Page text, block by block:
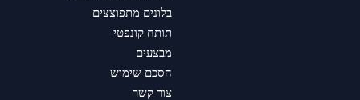
בלונים מתפוצצים
תותח קונפטי
מבצעים
הסכם שימוש
צור קשר